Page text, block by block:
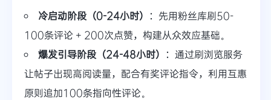
冷启动阶段（0-24小时）
：先用粉丝库刷50-
100条评论 + 200次点赞，构建从众效应基础。
爆发引导阶段（24-48小时）
：通过刷浏览服务
让帖子出现高阅读量，配合有奖评论指令，利用互惠
原则追加100条指向性评论。